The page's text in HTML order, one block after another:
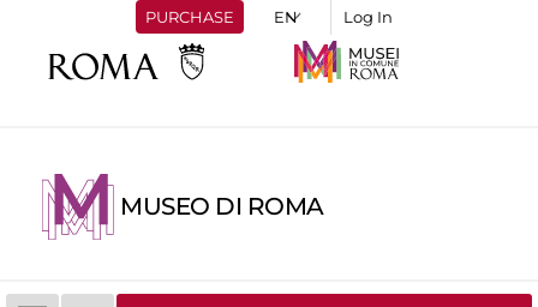
PURCHASE Log In
MUSEO DI ROMA